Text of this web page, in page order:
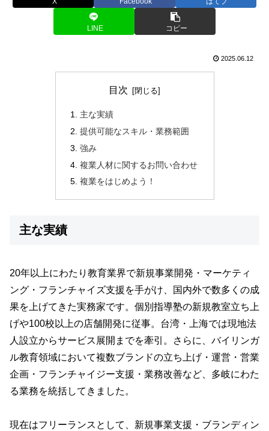
LINE コピー
2025.06.12
目次
主な実績
提供可能なスキル・業務範囲
強み
複業人材に関するお問い合わせ
複業をはじめよう！
主な実績
20年以上にわたり教育業界で新規事業開発・マーケティ
ング・フランチャイズ支援を手がけ、国内外で数多くの成
果を上げてきた実務家です。個別指導塾の新規教室立ち上
げや100校以上の店舗開発に従事。台湾・上海では現地法
人設立からサービス展開までを牽引。さらに、バイリンガ
ル教育領域において複数ブランドの立ち上げ・運営・営業
企画・フランチャイジー支援・業務改善など、多岐にわた
る業務を統括してきました。
現在はフリーランスとして、新規事業支援・ブランディン